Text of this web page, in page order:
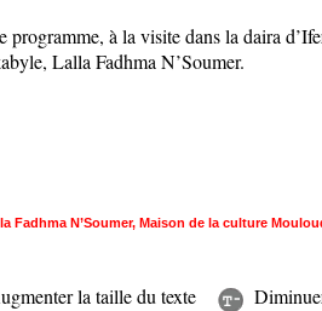
à la visite dans la daira
Lalla Fadhma N’Soumer.
Fadhma N’Soumer, Maison de la culture
la taille du texte